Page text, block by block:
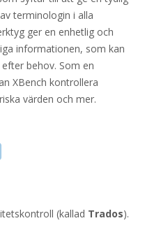
terminologin i alla
ger en enhetlig och
informationen, som kan
behov. Som en
XBench kontrollera
värden och mer.
(kallad Trados).